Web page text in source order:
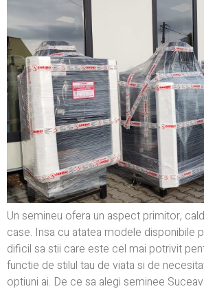
Un semineu ofera un aspect primitor,
case. Insa cu atatea modele disponibile
dificil sa stii care este cel mai potrivit
functie de stilul tau de viata si de
optiuni ai. De ce sa alegi seminee